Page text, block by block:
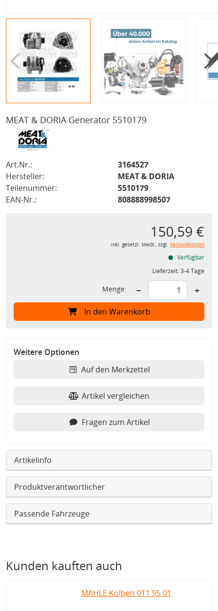
MEAT & DORIA Generator 5510179
Art.Nr.:
3164527
Hersteller:
MEAT & DORIA
Teilenummer:
5510179
EAN-Nr.:
808888998507
150,59 €
inkl. gesetzl. MwSt., zzgl. Versandkosten
Verfügbar
Lieferzeit:3-4 Tage
Menge: − +
In den Warenkorb
Weitere Optionen
Auf den Merkzettel
Artikel vergleichen
Fragen zum Artikel
Artikelinfo
Produktverantwortlicher
Passende Fahrzeuge
Kunden kauften auch
MAHLE Kolben 011 95 01